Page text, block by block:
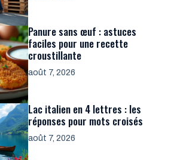
Panure sans œuf : astuces
faciles pour une recette
croustillante
août 7, 2026
Lac italien en 4 lettres : les
réponses pour mots croisés
août 7, 2026